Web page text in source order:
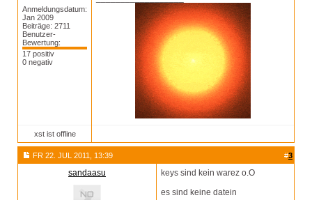
Anmeldungsdatum:
Jan 2009
Beiträge: 2711
Benutzer-
Bewertung:
17 positiv
0 negativ
xst ist offline
FR 22. JUL 2011, 13:39 #3
sandaasu
keys sind kein warez o.O
es sind keine datein